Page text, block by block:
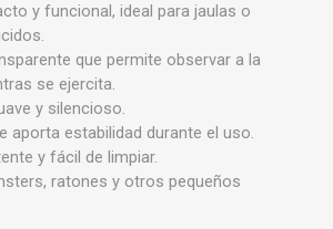
y funcional, ideal para jaulas o
que permite observar a la
se ejercita.
y silencioso.
aporta estabilidad durante el uso.
y fácil de limpiar.
ratones y otros pequeños